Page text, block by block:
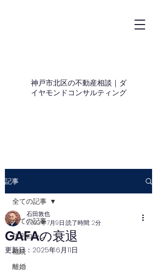
神戸市北区の不動産相談｜ダ
イヤモンドコンサルティング
記事
全ての記事
住宅ローン
相続
離婚
全ての記事
GAFAの衰退
石田敦也
2023年7月9日 読了時間: 2分
更新日： 2025年6月11日